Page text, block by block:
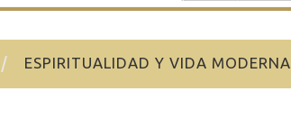
ESPIRITUALIDAD Y VIDA MODERNA